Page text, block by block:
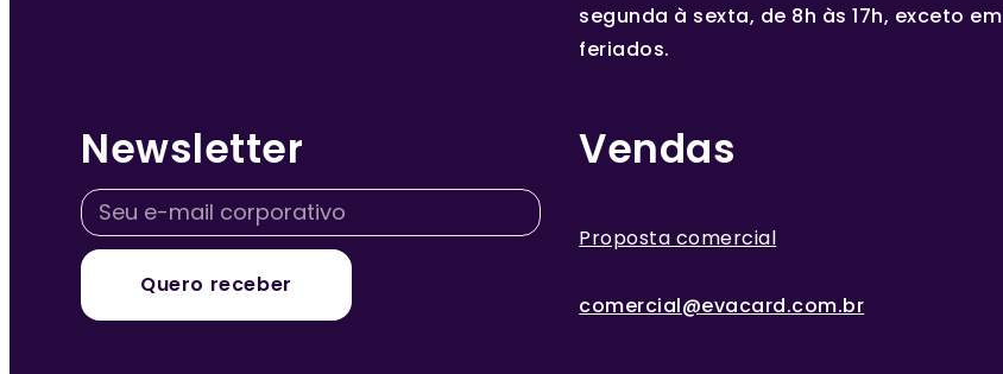
segunda à sexta, de 8h às 17h, exceto em
feriados.
Newsletter
Quero receber
Vendas
Proposta comercial
comercial@evacard.com.br